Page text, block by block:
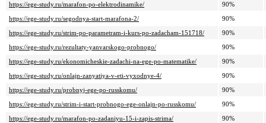
https://ege-study.ru/marafon-po-elektrodinamike/
90%
https://ege-study.ru/segodnya-start-marafona-2/
90%
https://ege-study.ru/strim-po-parametram-i-kurs-po-zadacham-151718/
90%
https://ege-study.ru/rezultaty-yanvarskogo-probnogo/
90%
https://ege-study.ru/ekonomicheskie-zadachi-na-ege-po-matematike/
90%
https://ege-study.ru/onlajn-zanyatiya-v-eti-vyxodnye-4/
90%
https://ege-study.ru/probnyj-ege-po-russkomu/
90%
https://ege-study.ru/strim-i-start-probnogo-ege-onlajn-po-russkomu/
90%
https://ege-study.ru/marafon-po-zadaniyu-15-i-zapis-strima/
90%